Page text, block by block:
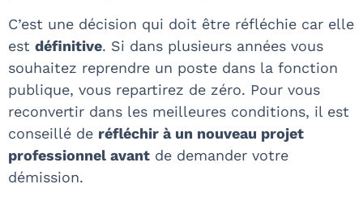
C’est une décision qui doit être réfléchie car elle
est définitive. Si dans plusieurs années vous
souhaitez reprendre un poste dans la fonction
publique, vous repartirez de zéro. Pour vous
reconvertir dans les meilleures conditions, il est
conseillé de réfléchir à un nouveau projet
professionnel avant de demander votre
démission.